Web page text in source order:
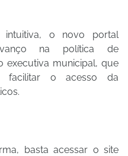
o novo portal
na política de
executiva municipal, que
facilitar o acesso da
basta acessar o site